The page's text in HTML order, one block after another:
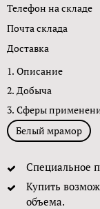
Телефон на складе
Почта склада
Доставка
1. Описание
2. Добыча
3. Сферы
Белый мрамор
Специальное
Купить
объема.